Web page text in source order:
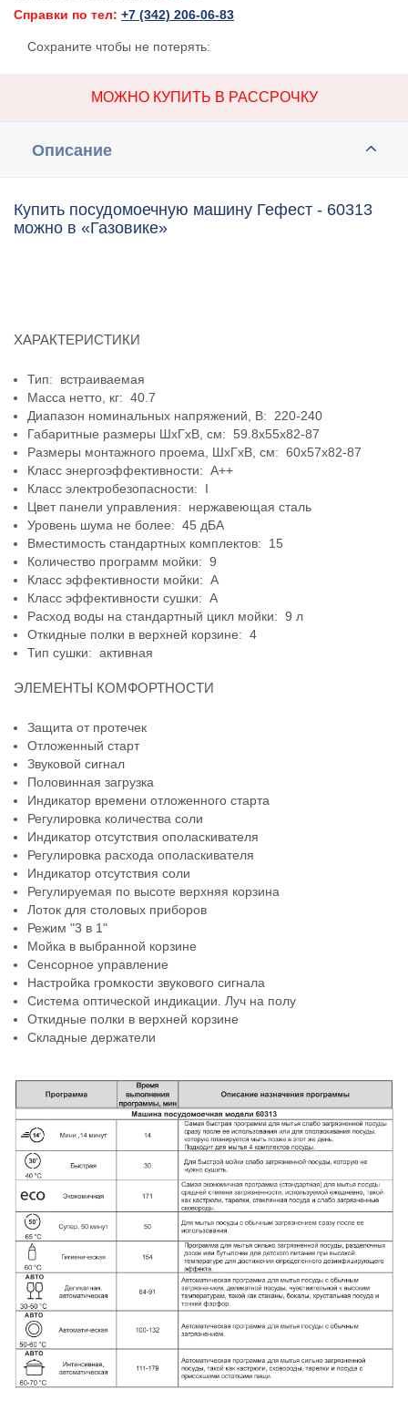
Справки по тел: +7 (342) 206-06-83
Сохраните чтобы не потерять:
МОЖНО КУПИТЬ В РАССРОЧКУ
Описание
Купить посудомоечную машину Гефест - 60313
можно в «Газовике»
ХАРАКТЕРИСТИКИ
Тип: встраиваемая
Масса нетто, кг: 40.7
Диапазон номинальных напряжений, В: 220-240
Габаритные размеры ШхГхВ, см: 59.8x55x82-87
Размеры монтажного проема, ШхГхВ, см: 60х57х82-87
Класс энергоэффективности: A++
Класс электробезопасности: I
Цвет панели управления: нержавеющая сталь
Уровень шума не более: 45 дБА
Вместимость стандартных комплектов: 15
Количество программ мойки: 9
Класс эффективности мойки: A
Класс эффективности сушки: A
Расход воды на стандартный цикл мойки: 9 л
Откидные полки в верхней корзине: 4
Тип сушки: активная
ЭЛЕМЕНТЫ КОМФОРТНОСТИ
Защита от протечек
Отложенный старт
Звуковой сигнал
Половинная загрузка
Индикатор времени отложенного старта
Регулировка количества соли
Индикатор отсутствия ополаскивателя
Регулировка расхода ополаскивателя
Индикатор отсутствия соли
Регулируемая по высоте верхняя корзина
Лоток для столовых приборов
Режим "3 в 1"
Мойка в выбранной корзине
Сенсорное управление
Настройка громкости звукового сигнала
Система оптической индикации. Луч на полу
Откидные полки в верхней корзине
Складные держатели